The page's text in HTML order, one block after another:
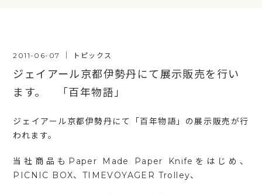
2011-06-07 トピックス
ジェイアール京都伊勢丹にて展示販売を行い
ます。 「百年物語」
ジェイアール京都伊勢丹にて「百年物語」の展示販売が行
われます。
当社商品もPaper Made Paper Knifeをはじめ、
PICNIC BOX、TIMEVOYAGER Trolley、